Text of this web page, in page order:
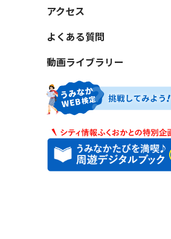
アクセス
よくある質問
動画ライブラリー